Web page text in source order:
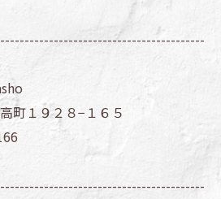
町１９２８−１６５